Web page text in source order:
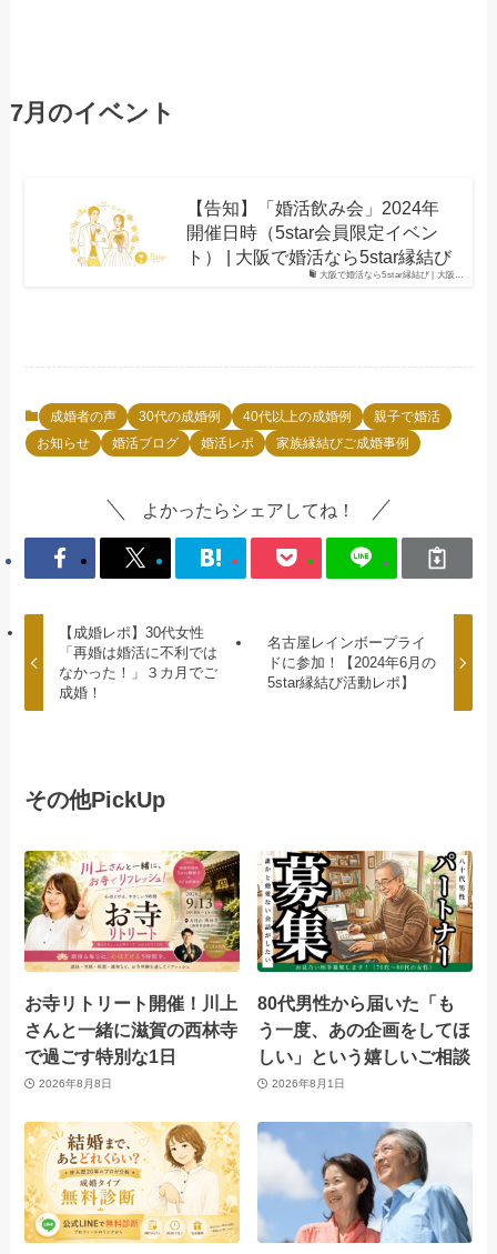
7月のイベント
大阪で婚活なら5star縁結び | 大阪…
【告知】「婚活飲み会」2024年
開催日時（5star会員限定イベン
ト） | 大阪で婚活なら5star縁結び
成婚者の声 30代の成婚例 40代以上の成婚例
親子で婚活
お知らせ
婚活ブログ 婚活レポ 家族縁結びご成婚事例
よかったらシェアしてね！
【成婚レポ】30代女性
「再婚は婚活に不利では
なかった！」３カ月でご
成婚！
名古屋レインボープライ
ドに参加！【2024年6月の
5star縁結び活動レポ】
その他PickUp
お寺リトリート開催！川上
さんと一緒に滋賀の西林寺
で過ごす特別な1日
2026年8月8日
80代男性から届いた「も
う一度、あの企画をしてほ
しい」という嬉しいご相談
2026年8月1日